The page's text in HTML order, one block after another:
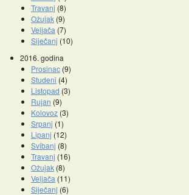
Travanj (8)
Ožujak (9)
Veljača (7)
Siječanj (10)
2016. godina
Prosinac (9)
Studeni (4)
Listopad (3)
Rujan (9)
Kolovoz (3)
Srpanj (1)
Lipanj (12)
Svibanj (8)
Travanj (16)
Ožujak (8)
Veljača (11)
Siječanj (6)